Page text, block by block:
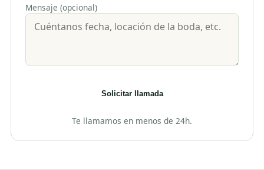
Mensaje (opcional)
Solicitar llamada
Te llamamos en menos de 24h.